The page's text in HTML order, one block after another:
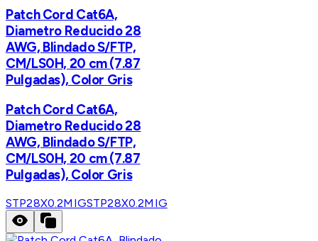
Patch Cord Cat6A,
Diametro Reducido 28
AWG, Blindado S/FTP,
CM/LS0H, 20 cm (7.87
Pulgadas), Color Gris
Patch Cord Cat6A,
Diametro Reducido 28
AWG, Blindado S/FTP,
CM/LS0H, 20 cm (7.87
Pulgadas), Color Gris
STP28X0.2MIGSTP28X0.2MIG